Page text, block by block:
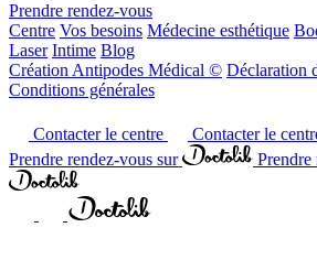
Prendre rendez-vous
Centre Vos besoins Médecine esthétique
Laser Intime Blog
Création Antipodes Médical © Déclaration
Conditions générales
Contacter le centre
Contacter le
Prendre rendez-vous sur
Prendre